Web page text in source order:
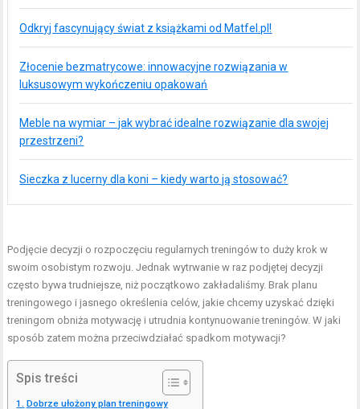
Odkryj fascynujący świat z książkami od Matfel.pl!
Złocenie bezmatrycowe: innowacyjne rozwiązania w
luksusowym wykończeniu opakowań
Meble na wymiar – jak wybrać idealne rozwiązanie dla swojej
przestrzeni?
Sieczka z lucerny dla koni – kiedy warto ją stosować?
Podjęcie decyzji o rozpoczęciu regularnych treningów to duży krok w
swoim osobistym rozwoju. Jednak wytrwanie w raz podjętej decyzji
często bywa trudniejsze, niż początkowo zakładaliśmy. Brak planu
treningowego i jasnego określenia celów, jakie chcemy uzyskać dzięki
treningom obniża motywację i utrudnia kontynuowanie treningów. W jaki
sposób zatem można przeciwdziałać spadkom motywacji?
Spis treści
Dobrze ułożony plan treningowy